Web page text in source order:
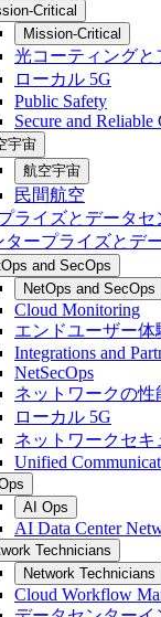
Critical
Mission-Critical
光コーティングと
ローカル 5G
Public Safety
Secure and
宇宙
航空宇宙
民間航空
ライズとデータセ
タープライズとデ
and SecOps
NetOps and SecOps
Cloud Monitoring
エンドユーザー体
Integrations and
NetSecOps
ネットワークの性
ローカル 5G
ネットワークセキ
Unified
AI Ops
AI Data Center
Technicians
Network Technicians
Cloud Workflow